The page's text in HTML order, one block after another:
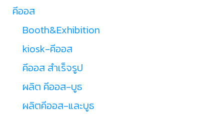
คีออส
Booth&Exhibition
kiosk-คีออส
คีออส สำเร็จรูป
ผลิต คีออส-บูธ
ผลิตคีออส-และบูธ